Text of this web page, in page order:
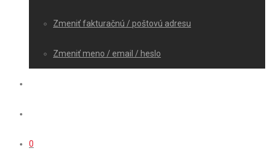
Zmeniť fakturačnú / poštovú adresu
Zmeniť meno / email / heslo
0